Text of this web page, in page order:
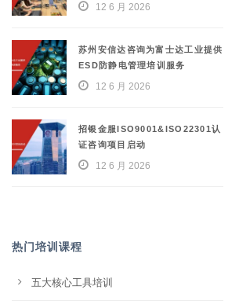
12 6 月 2026
苏州安信达咨询为富士达工业提供
ESD防静电管理培训服务
12 6 月 2026
招银金服ISO9001&ISO22301认
证咨询项目启动
12 6 月 2026
热门培训课程
五大核心工具培训